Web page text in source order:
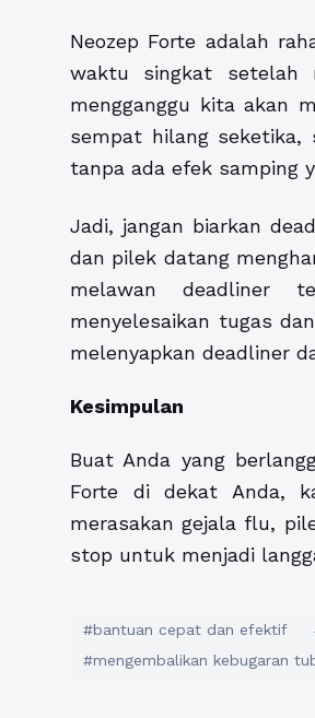
Neozep Forte adalah
waktu singkat setelah
mengganggu kita akan
sempat hilang seketika,
tanpa ada efek samping
Jadi, jangan biarkan
dan pilek datang
melawan deadliner
menyelesaikan tugas
melenyapkan deadliner
Kesimpulan
Buat Anda yang
Forte di dekat Anda,
merasakan gejala flu,
stop untuk menjadi
#bantuan cepat dan efektif
#mengembalikan kebugaran